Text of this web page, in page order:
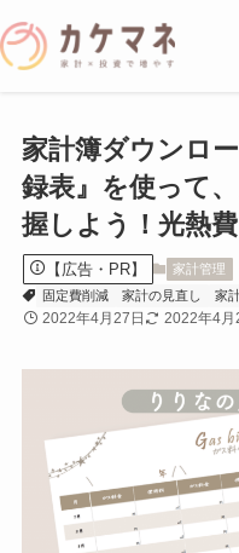
家計簿ダウンロ
録表』を使って
握しよう！光熱費
【広告・PR】
家計管理
固定費削減
家計の見直し 家
2022年4月27日 2022年4月